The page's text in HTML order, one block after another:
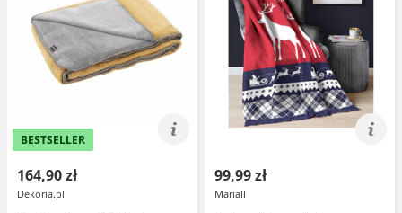
BESTSELLER
164,90 zł
Dekoria.pl
99,99 zł
Mariall